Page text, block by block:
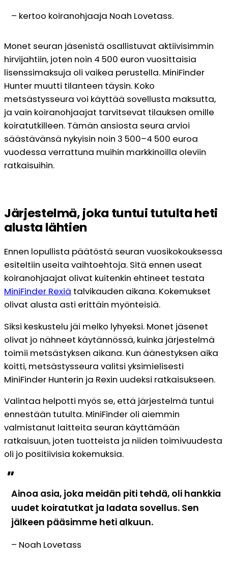
– kertoo koiranohjaaja Noah Lovetass.
Monet seuran jäsenistä osallistuvat aktiivisimmin
hirvijahtiin, joten noin 4 500 euron vuosittaisia
lisenssimaksuja oli vaikea perustella. MiniFinder
Hunter muutti tilanteen täysin. Koko
metsästysseura voi käyttää sovellusta maksutta,
ja vain koiranohjaajat tarvitsevat tilauksen omille
koiratutkilleen. Tämän ansiosta seura arvioi
säästävänsä nykyisin noin 3 500–4 500 euroa
vuodessa verrattuna muihin markkinoilla oleviin
ratkaisuihin.
Järjestelmä, joka tuntui tutulta heti
alusta lähtien
Ennen lopullista päätöstä seuran vuosikokouksessa
esiteltiin useita vaihtoehtoja. Sitä ennen useat
koiranohjaajat olivat kuitenkin ehtineet testata
MiniFinder Rexiä talvikauden aikana. Kokemukset
olivat alusta asti erittäin myönteisiä.
Siksi keskustelu jäi melko lyhyeksi. Monet jäsenet
olivat jo nähneet käytännössä, kuinka järjestelmä
toimii metsästyksen aikana. Kun äänestyksen aika
koitti, metsästysseura valitsi yksimielisesti
MiniFinder Hunterin ja Rexin uudeksi ratkaisukseen.
Valintaa helpotti myös se, että järjestelmä tuntui
ennestään tutulta. MiniFinder oli aiemmin
valmistanut laitteita seuran käyttämään
ratkaisuun, joten tuotteista ja niiden toimivuudesta
oli jo positiivisia kokemuksia.
"
Ainoa asia, joka meidän piti tehdä, oli hankkia
uudet koiratutkat ja ladata sovellus. Sen
jälkeen pääsimme heti alkuun.
– Noah Lovetass